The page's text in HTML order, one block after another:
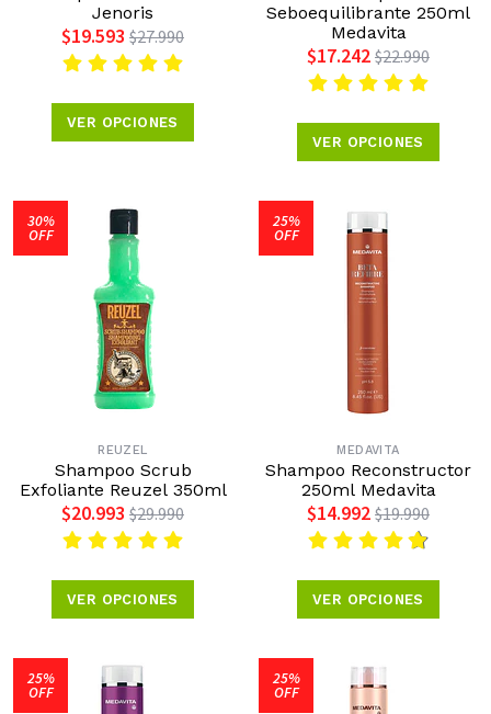
Jenoris
$19.593 $27.990
VER OPCIONES
Seboequilibrante 250ml
Medavita
$17.242 $22.990
VER OPCIONES
30%
OFF
REUZEL
Shampoo Scrub
Exfoliante Reuzel 350ml
$20.993 $29.990
VER OPCIONES
25%
OFF
MEDAVITA
Shampoo Reconstructor
250ml Medavita
$14.992 $19.990
VER OPCIONES
25%
OFF
25%
OFF